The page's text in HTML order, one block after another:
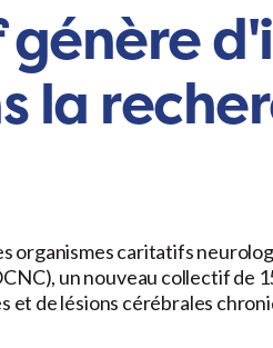
la
organismes caritatifs
un nouveau collectif de
et de lésions cérébrales